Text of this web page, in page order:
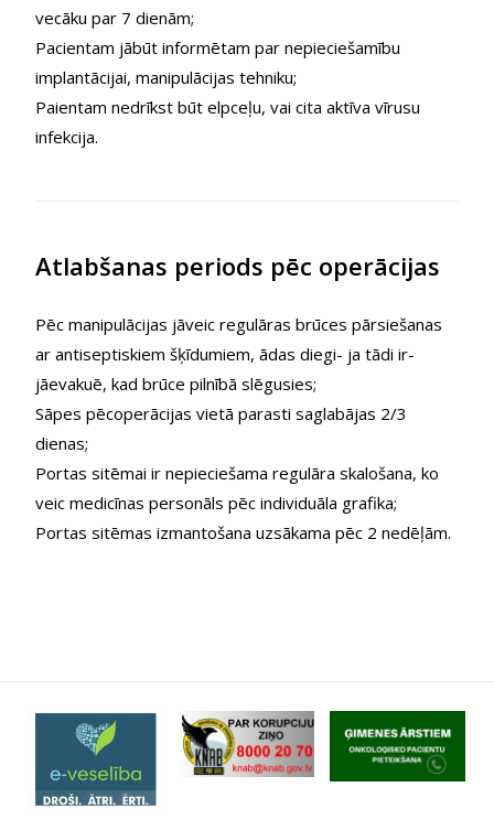
vecāku par 7 dienām;
Pacientam jābūt informētam par nepieciešamību
implantācijai, manipulācijas tehniku;
Paientam nedrīkst būt elpceļu, vai cita aktīva vīrusu
infekcija.
Atlabšanas periods pēc operācijas
Pēc manipulācijas jāveic regulāras brūces pārsiešanas
ar antiseptiskiem šķīdumiem, ādas diegi- ja tādi ir-
jāevakuē, kad brūce pilnībā slēgusies;
Sāpes pēcoperācijas vietā parasti saglabājas 2/3
dienas;
Portas sitēmai ir nepieciešama regulāra skalošana, ko
veic medicīnas personāls pēc individuāla grafika;
Portas sitēmas izmantošana uzsākama pēc 2 nedēļām.